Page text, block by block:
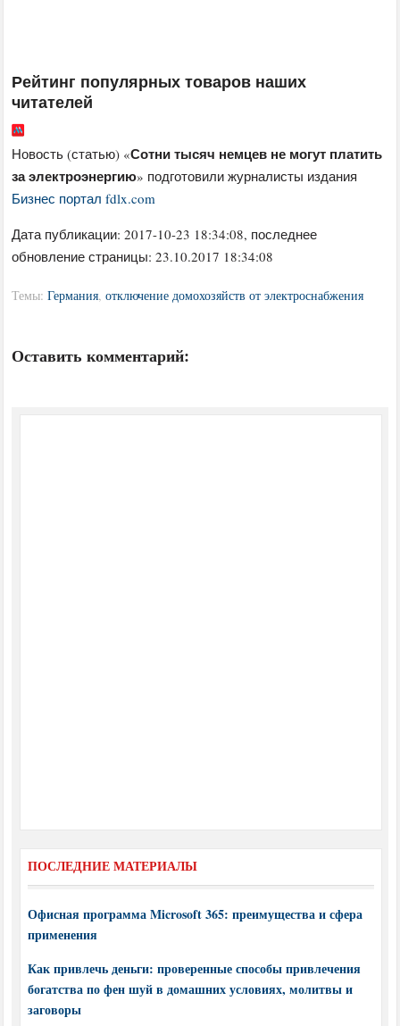
Рейтинг популярных товаров наших
читателей
Новость (статью) «Сотни тысяч немцев не могут платить
за электроэнергию» подготовили журналисты издания
Бизнес портал fdlx.com
Дата публикации:2017-10-23 18:34:08, последнее
обновление страницы: 23.10.2017 18:34:08
Темы:Германия,отключение домохозяйств от электроснабжения
Оставить комментарий:
ПОСЛЕДНИЕ МАТЕРИАЛЫ
Офисная программа Microsoft 365: преимущества и сфера
применения
Как привлечь деньги: проверенные способы привлечения
богатства по фен шуй в домашних условиях, молитвы и
заговоры